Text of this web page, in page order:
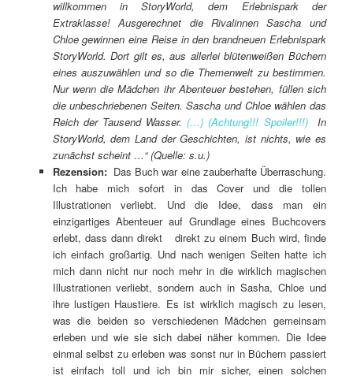
willkommen in StoryWorld, dem Erlebnispark der
Extraklasse! Ausgerechnet die Rivalinnen Sascha und
Chloe gewinnen eine Reise in den brandneuen Erlebnispark
StoryWorld. Dort gilt es, aus allerlei blütenweißen Büchern
eines auszuwählen und so die Themenwelt zu bestimmen.
Nur wenn die Mädchen ihr Abenteuer bestehen, füllen sich
die unbeschriebenen Seiten. Sascha und Chloe wählen das
Reich der Tausend Wasser.(…) (Achtung!!! Spoiler!!!)In
StoryWorld, dem Land der Geschichten, ist nichts, wie es
zunächst scheint …“ (Quelle: s.u.)
Rezension: Das Buch war eine zauberhafte Überraschung.
Ich habe mich sofort in das Cover und die tollen
Illustrationen verliebt. Und die Idee, dass man ein
einzigartiges Abenteuer auf Grundlage eines Buchcovers
erlebt, dass dann direkt direkt zu einem Buch wird, finde
ich einfach großartig. Und nach wenigen Seiten hatte ich
mich dann nicht nur noch mehr in die wirklich magischen
Illustrationen verliebt, sondern auch in Sasha, Chloe und
ihre lustigen Haustiere. Es ist wirklich magisch zu lesen,
was die beiden so verschiedenen Mädchen gemeinsam
erleben und wie sie sich dabei näher kommen. Die Idee
einmal selbst zu erleben was sonst nur in Büchern passiert
ist einfach toll und ich bin mir sicher, einen solchen